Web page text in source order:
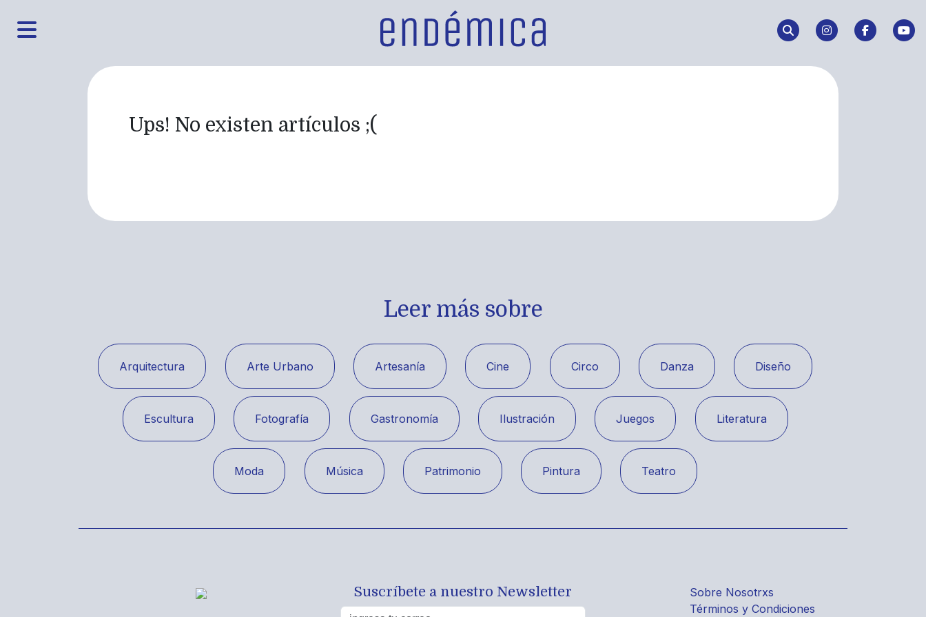
Ups! No existen artículos ;(
Leer más sobre
Arquitectura Arte Urbano Artesanía Cine Circo Danza Diseño
Escultura Fotografía Gastronomía Ilustración Juegos Literatura
Moda Música Patrimonio Pintura Teatro
Suscríbete a nuestro Newsletter
Sobre Nosotrxs
Términos y Condiciones